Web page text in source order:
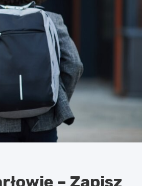
– Zapisz